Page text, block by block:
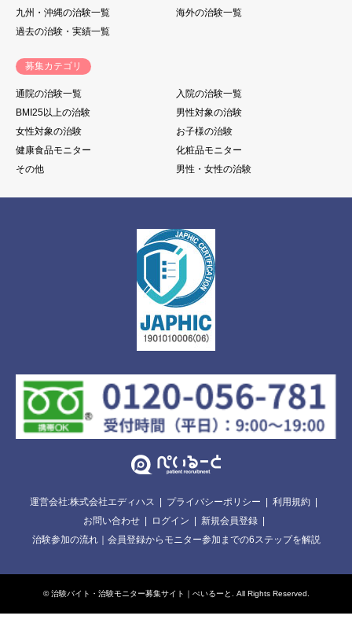
九州・沖縄の治験一覧
海外の治験一覧
過去の治験・実績一覧
募集カテゴリ
通院の治験一覧
入院の治験一覧
BMI25以上の治験
男性対象の治験
女性対象の治験
お子様の治験
健康食品モニター
化粧品モニター
その他
男性・女性の治験
運営会社:株式会社エディハス プライバシーポリシー
利用規約
お問い合わせ
ログイン
新規会員登録
治験参加の流れ｜会員登録からモニター参加までの6ステップを解説
©治験バイト・治験モニター募集サイト｜ぺいるーと . All Rights Reserved.